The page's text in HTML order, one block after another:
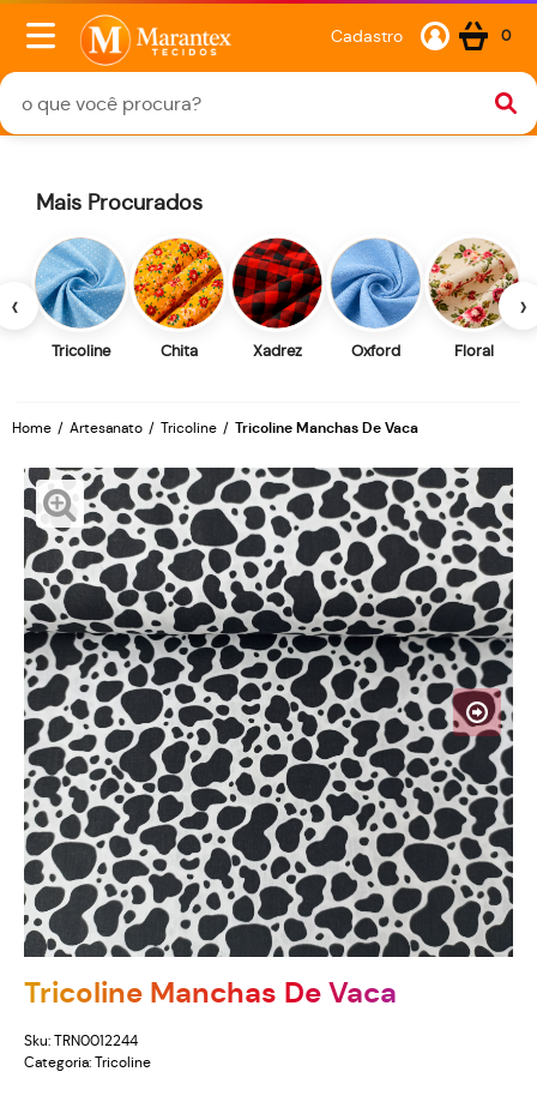
Cadastro 0
‹
Mais Procurados
Tricoline Chita Xadrez Oxford Floral
›
Home Artesanato Tricoline Tricoline Manchas De Vaca
Tricoline Manchas De Vaca
Sku: TRN0012244
Categoria: Tricoline